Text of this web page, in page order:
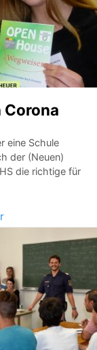
eine Schule
der (Neuen)
die richtige für